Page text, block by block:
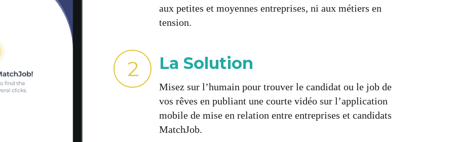
aux petites et moyennes entreprises, ni aux métiers en
tension.
2 La Solution
Misez sur l’humain pour trouver le candidat ou le job de
vos rêves en publiant une courte vidéo sur l’application
mobile de mise en relation entre entreprises et candidats
MatchJob.